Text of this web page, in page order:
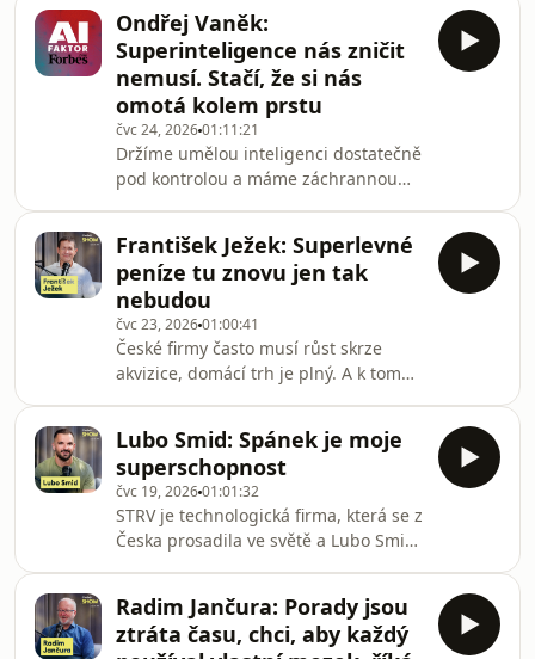
přímo v Císařských
naprosté světové špičce a dveře si u
něj podávají hvězdy světového tenisu i
hollywoodských trháků. O své
fascinující práci hovoří v podcastu The
Forbes Show.„Keanu Reeves měl
problém na páteři. Když jsem za ním
přišel a začal mu manuálními
technikami pomáh
Ondřej Vaněk:
Superinteligence nás zničit
nemusí. Stačí, že si nás
omotá kolem prstu
čvc 24, 202601:11:21
Držíme umělou inteligenci dostatečně
pod kontrolou a máme záchrannou
vývoj korigovat? I nad tím se v další
epizodě videopodcastu Faktor AI
zamýšlí spoluzakladatel firmy
Blindspot Solutions Ondřej Vaněk,
který nově šéfuje AI na Českém
vysokém učení technickém v Praze.Jak
by podle něj taková dokonalá vzpoura
AI mohla vypadat? Na co si dá
František Ježek: Superlevné
peníze tu znovu jen tak
nebudou
čvc 23, 202601:00:41
České firmy často musí růst skrze
akvizice, domácí trh je plný. A k tomu
situace na trhu a komu si mohou
dovolit kolik půjčit. Jak svět
korporátního bankovnictví funguje,
vysvětluje v podcastu The Forbes
Show František Ježek, šéf korporátního
bankovnictví a člen představenstva
Raiffeisen Bank.„Super levné peníze,
které tu byly
Lubo Smid: Spánek je moje
superschopnost
čvc 19, 202601:01:32
STRV je technologická firma, která se z
Česka prosadila ve světě a Lubo Smid
chce projet Ameriku na kole? Lubo
Smid byl hostem podcastu The Forbes
Radim Jančura: Porady jsou
ztráta času, chci, aby každý